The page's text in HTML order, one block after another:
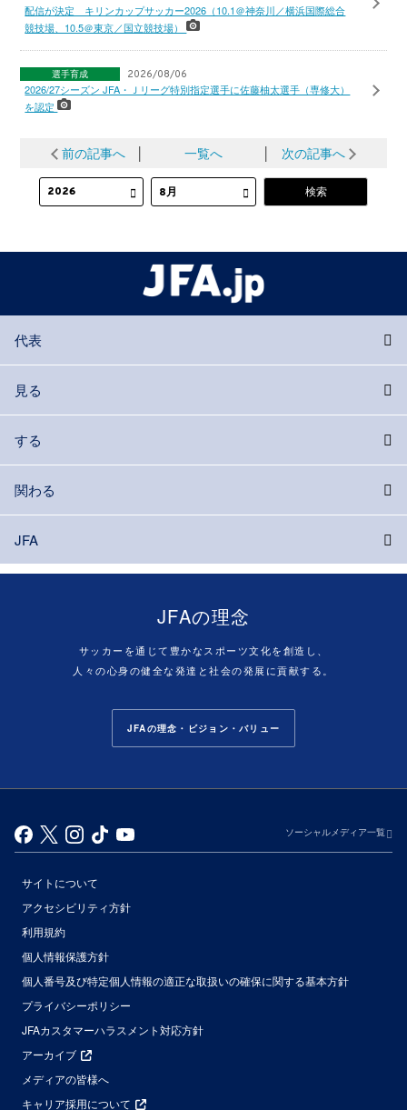
配信が決定 キリンカップサッカー2026（10.1＠神奈川／横浜国際総合
競技場、10.5＠東京／国立競技場）
選手育成 2026/08/06
2026/27シーズン JFA・Ｊリーグ特別指定選手に佐藤柚太選手（専修大）
を認定
前の記事へ 一覧へ 次の記事へ
代表
見る
する
関わる
JFA
JFAの理念
サッカーを通じて豊かなスポーツ文化を創造し、
人々の心身の健全な発達と社会の発展に貢献する。
JFAの理念・ビジョン・バリュー
ソーシャルメディア一覧
サイトについて
アクセシビリティ方針
利用規約
個人情報保護方針
個人番号及び特定個人情報の適正な取扱いの確保に関する基本方針
プライバシーポリシー
JFAカスタマーハラスメント対応方針
アーカイブ
メディアの皆様へ
キャリア採用について